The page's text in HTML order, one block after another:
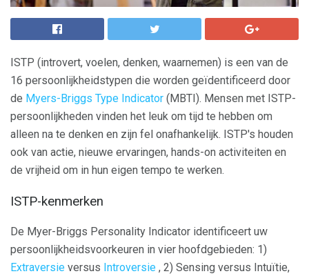
ISTP (introvert, voelen, denken, waarnemen) is een van de
16 persoonlijkheidstypen die worden geïdentificeerd door
de Myers-Briggs Type Indicator (MBTI). Mensen met ISTP-
persoonlijkheden vinden het leuk om tijd te hebben om
alleen na te denken en zijn fel onafhankelijk. ISTP's houden
ook van actie, nieuwe ervaringen, hands-on activiteiten en
de vrijheid om in hun eigen tempo te werken.
ISTP-kenmerken
De Myer-Briggs Personality Indicator identificeert uw
persoonlijkheidsvoorkeuren in vier hoofdgebieden: 1)
Extraversie versus Introversie , 2) Sensing versus Intuïtie,